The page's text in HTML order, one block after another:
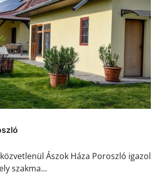
Ászok Háza Poroszló igazol
szakma...